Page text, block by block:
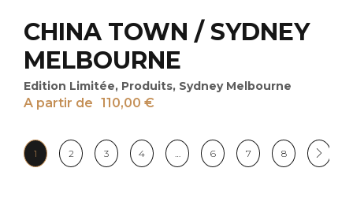
CHINA TOWN / SYDNEY
MELBOURNE
Edition Limitée, Produits, Sydney Melbourne
A partir de 110,00 €
1 2 3 4 6 7 8